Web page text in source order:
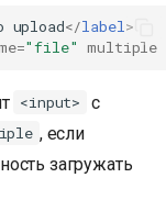
upload</label>
="file" multiple
<input> с
, если
загружать